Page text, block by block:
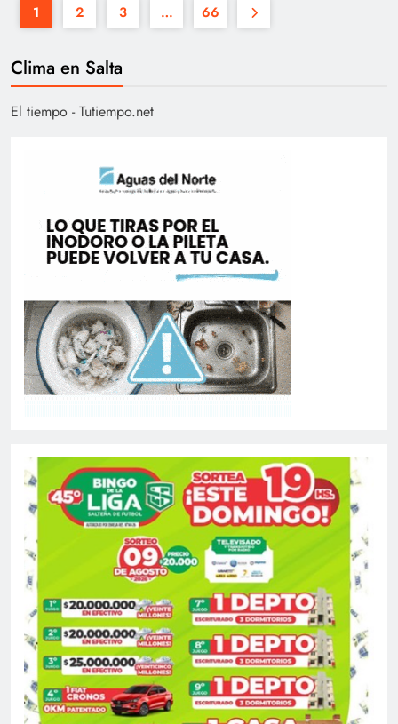
1 2 3 … 66
Clima en Salta
El tiempo - Tutiempo.net